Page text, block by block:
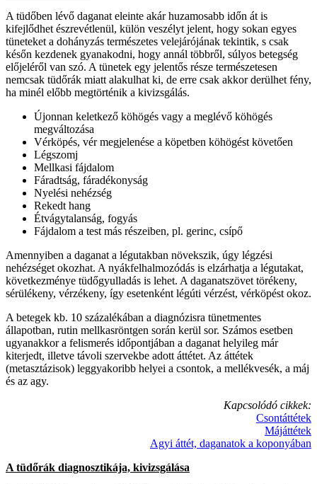
A tüdőben lévő daganat eleinte akár huzamosabb időn át is
kifejlődhet észrevétlenül, külön veszélyt jelent, hogy sokan egyes
tüneteket a dohányzás természetes velejárójának tekintik, s csak
későn kezdenek gyanakodni, hogy annál többről, súlyos betegség
előjeléről van szó. A tünetek egy jelentős része természetesen
nemcsak tüdőrák miatt alakulhat ki, de erre csak akkor derülhet fény,
ha minél előbb megtörténik a kivizsgálás.
Újonnan keletkező köhögés vagy a meglévő köhögés
megváltozása
Vérköpés, vér megjelenése a köpetben köhögést követően
Légszomj
Mellkasi fájdalom
Fáradtság, fáradékonyság
Nyelési nehézség
Rekedt hang
Étvágytalanság, fogyás
Fájdalom a test más részeiben, pl. gerinc, csípő
Amennyiben a daganat a légutakban növekszik, úgy légzési
nehézséget okozhat. A nyákfelhalmozódás is elzárhatja a légutakat,
következménye tüdőgyulladás is lehet. A daganatszövet törékeny,
sérülékeny, vérzékeny, így esetenként légúti vérzést, vérköpést okoz.
A betegek kb. 10 százalékában a diagnózisra tünetmentes
állapotban, rutin mellkasröntgen során kerül sor. Számos esetben
ugyanakkor a felismerés időpontjában a daganat helyileg már
kiterjedt, illetve távoli szervekbe adott áttétet. Az áttétek
(metasztázisok) leggyakoribb helyei a csontok, a mellékvesék, a máj
és az agy.
Kapcsolódó cikkek:
Csontáttétek
Májáttétek
Agyi áttét, daganatok a koponyában
A tüdőrák diagnosztikája, kivizsgálása